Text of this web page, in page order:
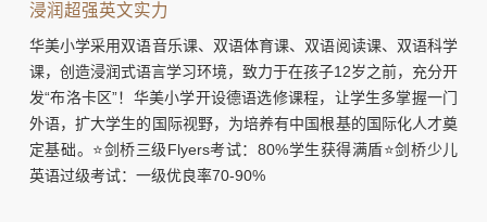
浸润超强英文实力
华美小学采用双语音乐课、双语体育课、双语阅读课、双语科学
课，创造浸润式语言学习环境，致力于在孩子12岁之前，充分开
发“布洛卡区”！华美小学开设德语选修课程，让学生多掌握一门
外语，扩大学生的国际视野，为培养有中国根基的国际化人才奠
定基础。⭐剑桥三级Flyers考试：80%学生获得满盾⭐剑桥少儿
英语过级考试：一级优良率70-90%